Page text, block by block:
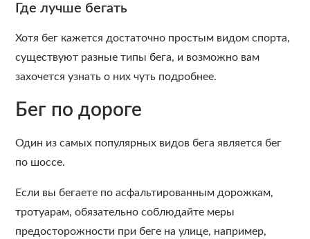
Где лучше бегать
Хотя бег кажется достаточно простым видом спорта,
существуют разные типы бега, и возможно вам
захочется узнать о них чуть подробнее.
Бег по дороге
Один из самых популярных видов бега является бег
по шоссе.
Если вы бегаете по асфальтированным дорожкам,
тротуарам, обязательно соблюдайте меры
предосторожности при беге на улице, например,